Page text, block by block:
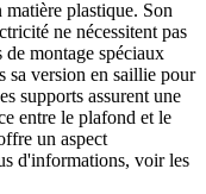
plastique. Son
ne nécessitent pas
de montage spéciaux
version en saillie pour
supports assurent une
entre le plafond et le
un aspect
d'informations, voir les